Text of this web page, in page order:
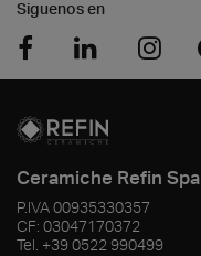
Siguenos en
Ceramiche Refin Spa
P.IVA00935330357
CF: 03047170372
Tel. +39 0522 990499